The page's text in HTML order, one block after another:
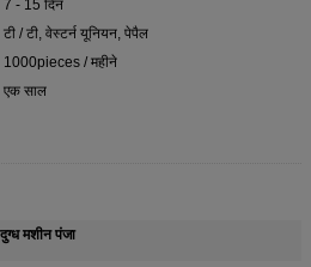
7 - 15 दिन
टी / टी, वेस्टर्न यूनियन, पेपैल
1000pieces / महीने
एक साल
दुग्ध मशीन पंजा